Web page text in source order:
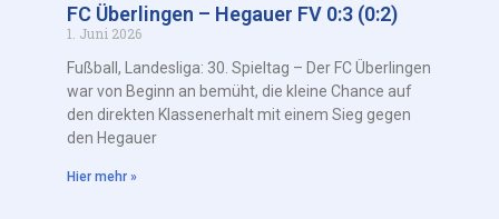
FC Überlingen – Hegauer FV 0:3 (0:2)
1. Juni 2026
Fußball, Landesliga: 30. Spieltag – Der FC Überlingen
war von Beginn an bemüht, die kleine Chance auf
den direkten Klassenerhalt mit einem Sieg gegen
den Hegauer
Hier mehr »